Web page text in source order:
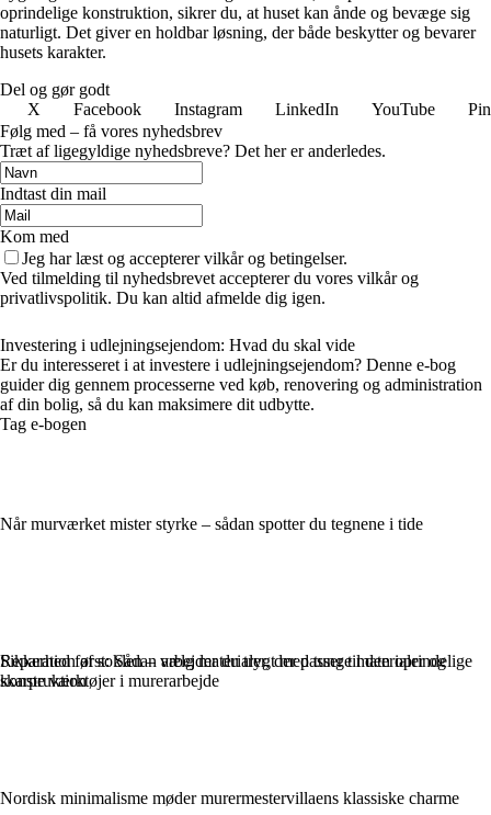
oprindelige konstruktion, sikrer du, at huset kan ånde og bevæge sig
naturligt. Det giver en holdbar løsning, der både beskytter og bevarer
husets karakter.
Del og gør godt
X
Facebook Instagram LinkedIn YouTube
Følg med – få vores nyhedsbrev
Træt af ligegyldige nyhedsbreve? Det her er anderledes.
Indtast din mail
Kom med
Jeg har læst og accepterer vilkår og betingelser.
Ved tilmelding til nyhedsbrevet accepterer du vores vilkår og
privatlivspolitik. Du kan altid afmelde dig igen.
Investering i udlejningsejendom: Hvad du skal vide
Er du interesseret i at investere i udlejningsejendom? Denne e-bog
guider dig gennem processerne ved køb, renovering og administration
af din bolig, så du kan maksimere dit udbytte.
Tag e-bogen
Når murværket mister styrke – sådan spotter du tegnene i tide
Sikkerhed først: Sådan arbejder du trygt med tunge materialer og
skarpe værktøjer i murerarbejde
Nordisk minimalisme møder murermestervillaens klassiske charme
Reparation af soklen – vælg materialer, der passer til den oprindelige
konstruktion